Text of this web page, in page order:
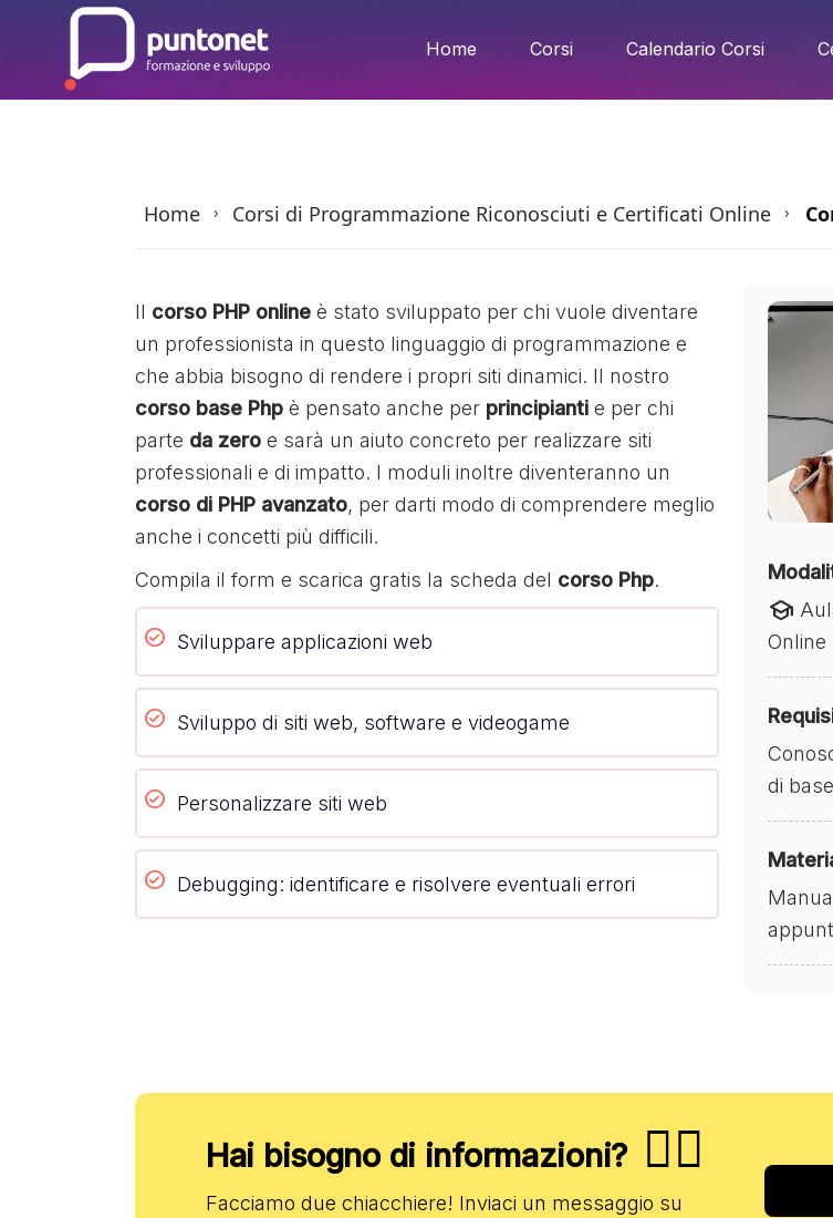
Home Corsi Calendario Corsi
Home › Corsi di Programmazione Riconosciuti e Certificati Online ›
Il corso PHP online è stato sviluppato per chi vuole diventare
un professionista in questo linguaggio di programmazione e
che abbia bisogno di rendere i propri siti dinamici. Il nostro
corso base Php è pensato anche per principianti e per chi
parte da zero e sarà un aiuto concreto per realizzare siti
professionali e di impatto. I moduli inoltre diventeranno un
corso di PHP avanzato, per darti modo di comprendere meglio
anche i concetti più difficili.
Compila il form e scarica gratis la scheda del corso Php.
Sviluppare applicazioni web
Sviluppo di siti web, software e videogame
Personalizzare siti web
Debugging: identificare e risolvere eventuali errori
school
Online
di base
Hai bisogno di informazioni? ✋🏻
Facciamo due chiacchiere! Inviaci un messaggio su